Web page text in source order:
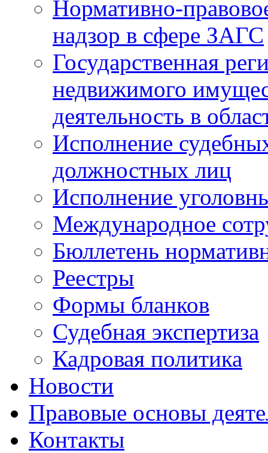
Нормативно-
надзор в сфере ЗАГС
Государственная
недвижимого
деятельность в
Исполнение
должностных лиц
Исполнение
Международное
Бюллетень
Реестры
Формы бланков
Судебная экспертиза
Кадровая политика
Новости
Правовые основы
Контакты